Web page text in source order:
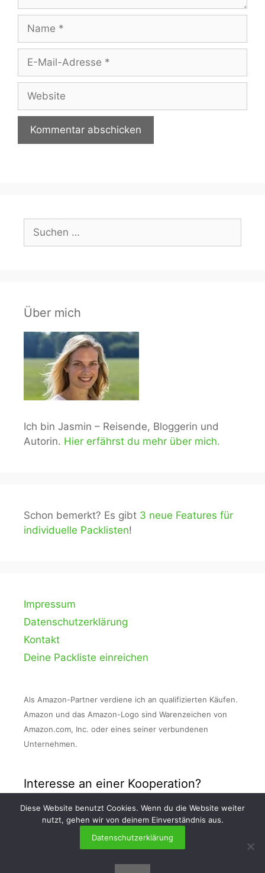
Name
Adresse
Website
nach:
Über mich
Ich bin Jasmin – Reisende, Bloggerin und
Autorin. Hier erfährst du mehr über mich.
Schon bemerkt? Es gibt 3 neue Features für
individuelle Packlisten!
Impressum
Datenschutzerklärung
Kontakt
Deine Packliste einreichen
Als Amazon-Partner verdiene ich an qualifizierten Käufen.
Amazon und das Amazon-Logo sind Warenzeichen von
Amazon.com, Inc. oder eines seiner verbundenen
Unternehmen.
Interesse an einer Kooperation?
Nimm Kontakt zu mir auf und schreibe mir
eine E-Mail an info [at] packlisten . org!
Diese Website benutzt Cookies. Wenn du die Website weiter
nutzt, gehen wir von deinem Einverständnis aus.
Datenschutzerklärung